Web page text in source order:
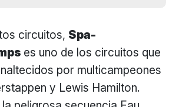
circuitos, Spa-
es uno de los circuitos que
por multicampeones
y Lewis Hamilton.